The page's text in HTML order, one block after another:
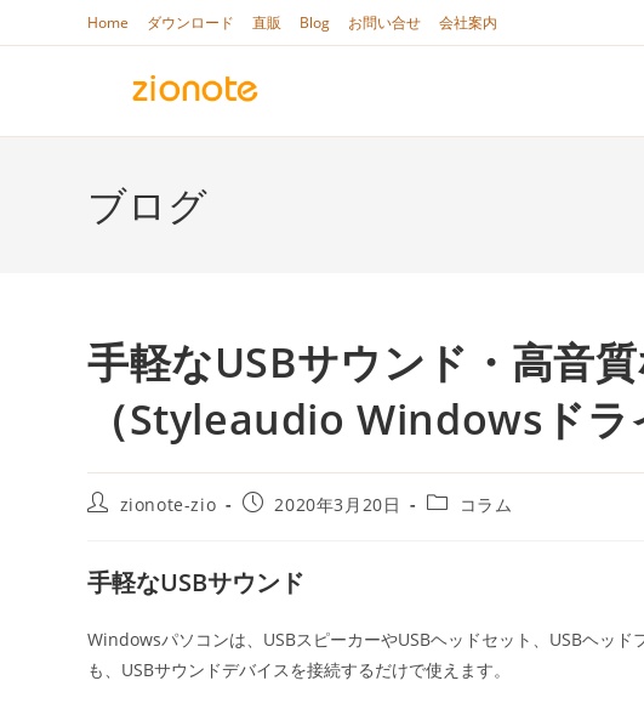
ン
ツ
Home ダウンロード 直販 Blog お問い合せ 会社案内
ブログ
手軽なUSBサウンド・高音
（Styleaudio Windowsドラ
投
zionote-zio
投
開
日:
2020年3月20日
投
ー:
コラム
手軽なUSBサウンド
Windowsパソコンは、USBスピーカーやUSBヘッドセット、USBヘッ
も、USBサウンドデバイスを接続するだけで使えます。